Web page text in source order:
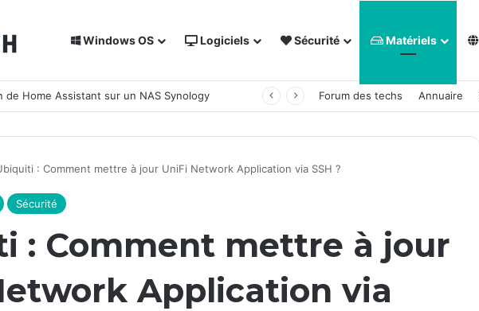
Windows OS Logiciels Sécurité Matériels
de Home Assistant sur un NAS Synology Forum des techs Annuaire
: Comment mettre à jour UniFi Network Application via SSH ?
Sécurité
: Comment mettre à jour
Application via